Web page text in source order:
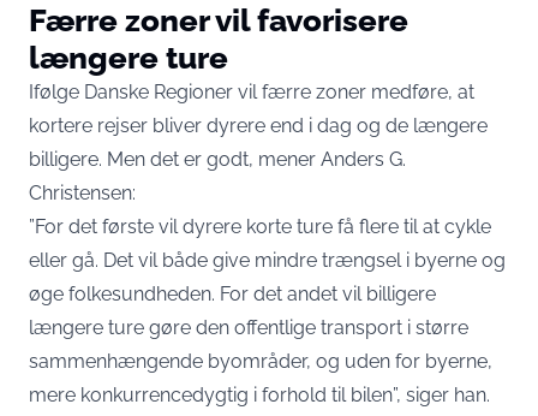
Færre zoner vil favorisere
længere ture
Ifølge Danske Regioner vil færre zoner medføre, at
kortere rejser bliver dyrere end i dag og de længere
billigere. Men det er godt, mener Anders G.
Christensen:
”For det første vil dyrere korte ture få flere til at cykle
eller gå. Det vil både give mindre trængsel i byerne og
øge folkesundheden. For det andet vil billigere
længere ture gøre den offentlige transport i større
sammenhængende byområder, og uden for byerne,
mere konkurrencedygtig i forhold til bilen”, siger han.